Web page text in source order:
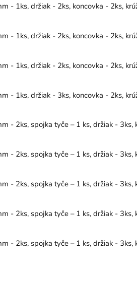
- 1ks, držiak - 2ks, koncovka - 2ks,
- 1ks, držiak - 2ks, koncovka - 2ks,
- 1ks, držiak - 2ks, koncovka - 2ks,
- 1ks, držiak - 3ks, koncovka - 2ks,
- 2ks, spojka tyče – 1 ks, držiak -
- 2ks, spojka tyče – 1 ks, držiak -
- 2ks, spojka tyče – 1 ks, držiak -
- 2ks, spojka tyče – 1 ks, držiak -
- 2ks, spojka tyče – 1 ks, držiak -